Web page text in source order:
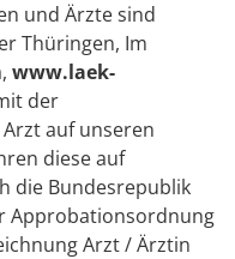
und Ärzte sind
Thüringen, Im
www.laek-
der
auf unseren
diese auf
die Bundesrepublik
Approbationsordnung
Arzt / Ärztin